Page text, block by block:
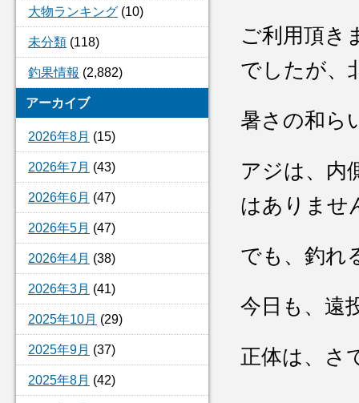
大物ランキング (10)
未分類 (118)
釣果情報 (2,882)
アーカイブ
2026年8月 (15)
2026年7月 (43)
2026年6月 (47)
2026年5月 (47)
2026年4月 (38)
2026年3月 (41)
2025年10月 (29)
2025年9月 (37)
2025年8月 (42)
ご利用頂き
でしたが、
暑さの和ら
アジは、内
はありませ
でも、釣れ
今日も、遠
正体は、さ